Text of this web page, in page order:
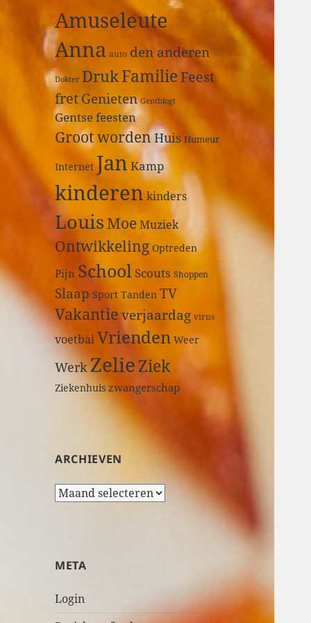
r
:
Amuseleute
Anna auto den anderen
Dokter DrukFamilieFeest
fretGenieten Gentblogt
Gentse feesten
Groot wordenHuis Humeur
Internet JanKamp
kinderenkinders
LouisMoeMuziek
Ontwikkeling Optreden
Pijn SchoolScouts Shoppen
Slaap Sport Tanden TV
Vakantieverjaardag virus
voetbalVrienden Weer
WerkZelieZiek
Ziekenhuis zwangerschap
ARCHIEVEN
A
i
v
META
Login